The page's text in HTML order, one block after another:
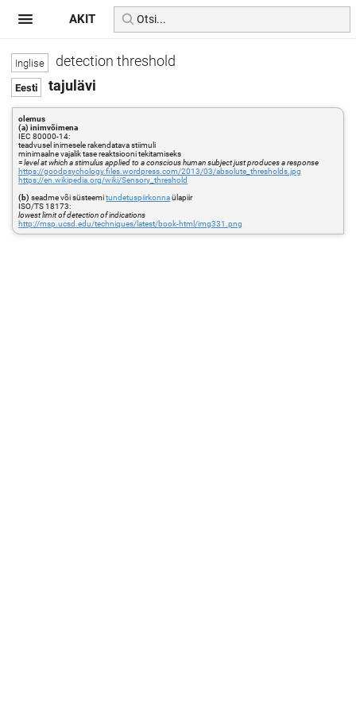
detection threshold
tajulävi
olemus
(a) inimvõimena
IEC 80000-14:
teadvusel inimesele rakendatava stiimuli
minimaalne vajalik tase reaktsiooni tekitamiseks
=level at which a stimulus applied to a conscious human subject just produces a response
https://goodpsychology.files.wordpress.com/2013/03/absolute_thresholds.jpg
https://en.wikipedia.org/wiki/Sensory_threshold
(b) seadme või süsteemitundetuspiirkonnaülapiir
ISO/TS 18173:
lowest limit of detection of indications
http://msp.ucsd.edu/techniques/latest/book-html/img331.png
AKIT